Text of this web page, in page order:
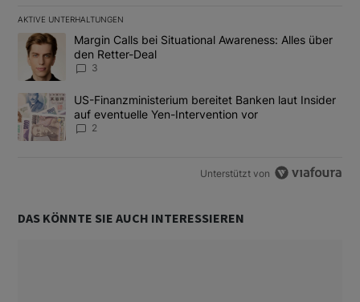
AKTIVE UNTERHALTUNGEN
Das Folgende ist eine Liste der am meisten kommentierten
Ein Trendartikel mit dem Titel "Margin Calls bei Situational
Margin Calls bei Situational Awareness: Alles über
den Retter-Deal
3
Ein Trendartikel mit dem Titel "US-Finanzministerium bereitet
US-Finanzministerium bereitet Banken laut Insider
auf eventuelle Yen-Intervention vor
2
Unterstützt von
DAS KÖNNTE SIE AUCH INTERESSIEREN